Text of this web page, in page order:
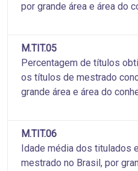
por grande área e área do
M.TIT.05
Percentagem de títulos
os títulos de mestrado
grande área e área do
M.TIT.06
Idade média dos titulados
mestrado no Brasil, por